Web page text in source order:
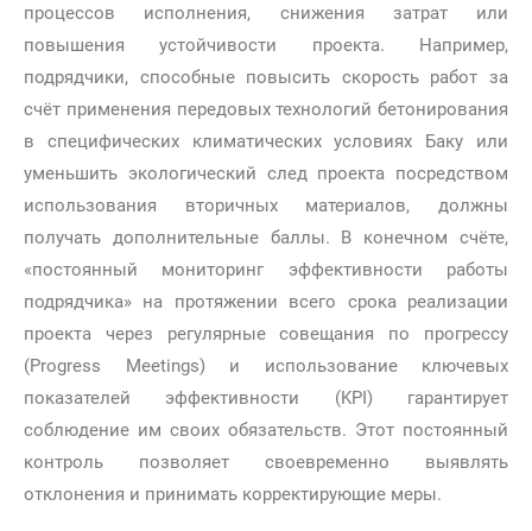
процессов исполнения, снижения затрат или
повышения устойчивости проекта. Например,
подрядчики, способные повысить скорость работ за
счёт применения передовых технологий бетонирования
в специфических климатических условиях Баку или
уменьшить экологический след проекта посредством
использования вторичных материалов, должны
получать дополнительные баллы. В конечном счёте,
«постоянный мониторинг эффективности работы
подрядчика» на протяжении всего срока реализации
проекта через регулярные совещания по прогрессу
(Progress Meetings) и использование ключевых
показателей эффективности (KPI) гарантирует
соблюдение им своих обязательств. Этот постоянный
контроль позволяет своевременно выявлять
отклонения и принимать корректирующие меры.